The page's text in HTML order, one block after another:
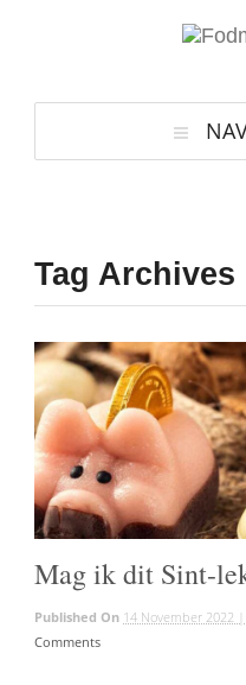
Tag Archives
Mag ik dit Sint-
Published On 14 November 2022 |
Comments